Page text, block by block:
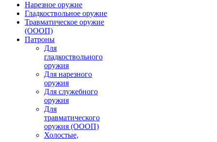
Нарезное оружие
Гладкоствольное оружие
Травматическое оружие
(ОООП)
Патроны
Для
гладкоствольного
оружия
Для нарезного
оружия
Для служебного
оружия
Для
травматического
оружия (ОООП)
Холостые,